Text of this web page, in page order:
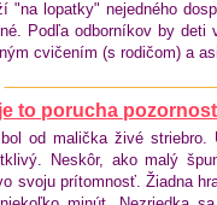
"na lopatky" nejedného
Podľa odborníkov by deti
cvičením (s rodičom) a
to porucha
od malička živé
Neskôr, ako malý
svoju prítomnosť. Žiadna